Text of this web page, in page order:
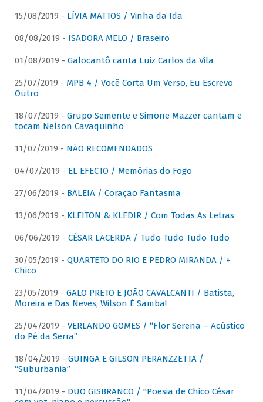
15/08/2019 - LÍVIA MATTOS / Vinha da Ida
08/08/2019 - ISADORA MELO / Braseiro
01/08/2019 - Galocantô canta Luiz Carlos da Vila
25/07/2019 - MPB 4 / Você Corta Um Verso, Eu Escrevo
Outro
18/07/2019 - Grupo Semente e Simone Mazzer cantam e
tocam Nelson Cavaquinho
11/07/2019 - NÃO RECOMENDADOS
04/07/2019 - EL EFECTO / Memórias do Fogo
27/06/2019 - BALEIA / Coração Fantasma
13/06/2019 - KLEITON & KLEDIR / Com Todas As Letras
06/06/2019 - CÉSAR LACERDA / Tudo Tudo Tudo Tudo
30/05/2019 - QUARTETO DO RIO E PEDRO MIRANDA / +
Chico
23/05/2019 - GALO PRETO E JOÃO CAVALCANTI / Batista,
Moreira e Das Neves, Wilson É Samba!
25/04/2019 - VERLANDO GOMES / “Flor Serena – Acústico
do Pé da Serra”
18/04/2019 - GUINGA E GILSON PERANZZETTA /
“Suburbania”
11/04/2019 - DUO GISBRANCO / "Poesia de Chico César